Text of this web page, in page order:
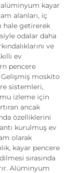
alüminyum kayar
alanları, iç
hale getirerek
odalar daha
ve
ev
pencere
Gelişmiş moskito
sistemleri,
izleme için
ancak
özelliklerini
kurulmuş ev
olarak
kayar pencere
sırasında
Alüminyum